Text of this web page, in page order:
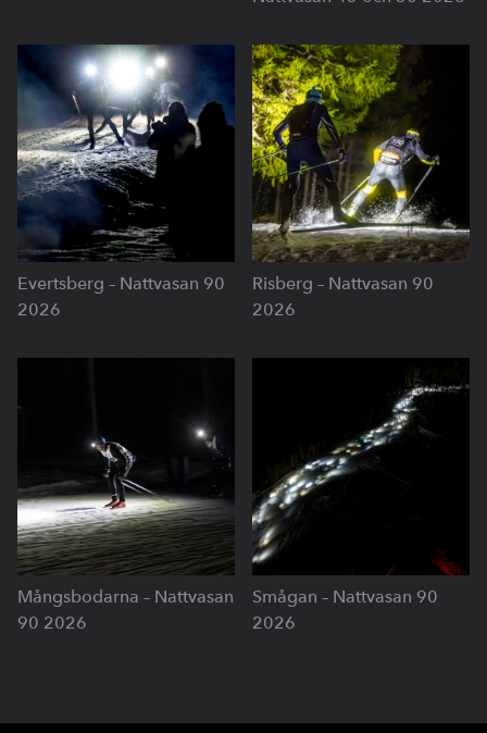
Evertsberg – Nattvasan 90
2026
Risberg – Nattvasan 90
2026
Mångsbodarna – Nattvasan
90 2026
Smågan – Nattvasan 90
2026